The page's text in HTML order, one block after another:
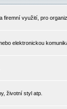
firemní využití, pro
elektronickou
životní styl atp.